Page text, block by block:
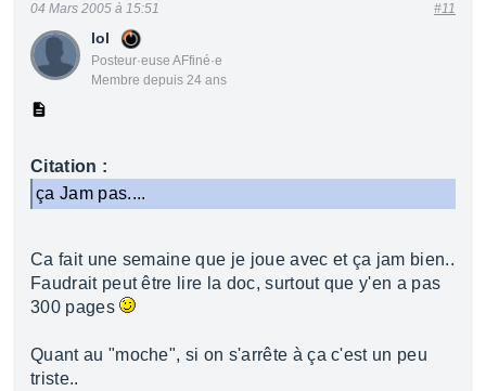
lol
Posteur·euse AFfiné·e
Membre depuis 24 ans
04 Mars 2005 à 15:51 #11
Citation :
ça Jam pas....
Ca fait une semaine que je joue avec et ça jam bien..
Faudrait peut être lire la doc, surtout que y'en a pas
300 pages
Quant au "moche", si on s'arrête à ça c'est un peu
triste..